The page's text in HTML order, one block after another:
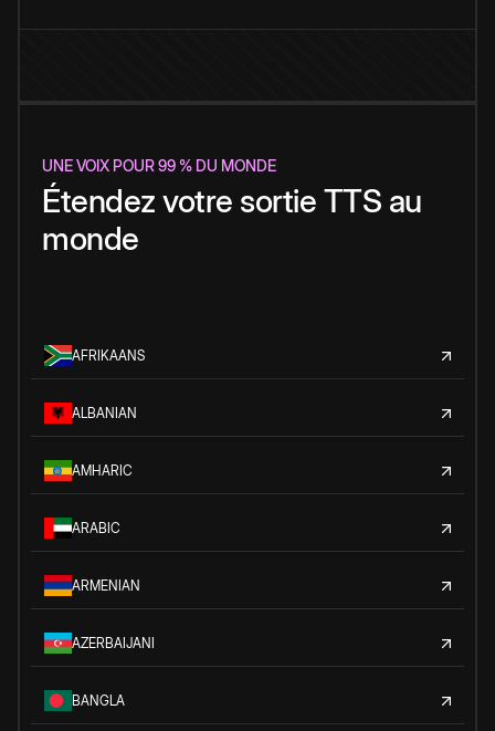
UNE VOIX POUR 99 % DU MONDE
Étendez votre sortie TTS au
monde
AFRIKAANS
ALBANIAN
AMHARIC
ARABIC
ARMENIAN
AZERBAIJANI
BANGLA